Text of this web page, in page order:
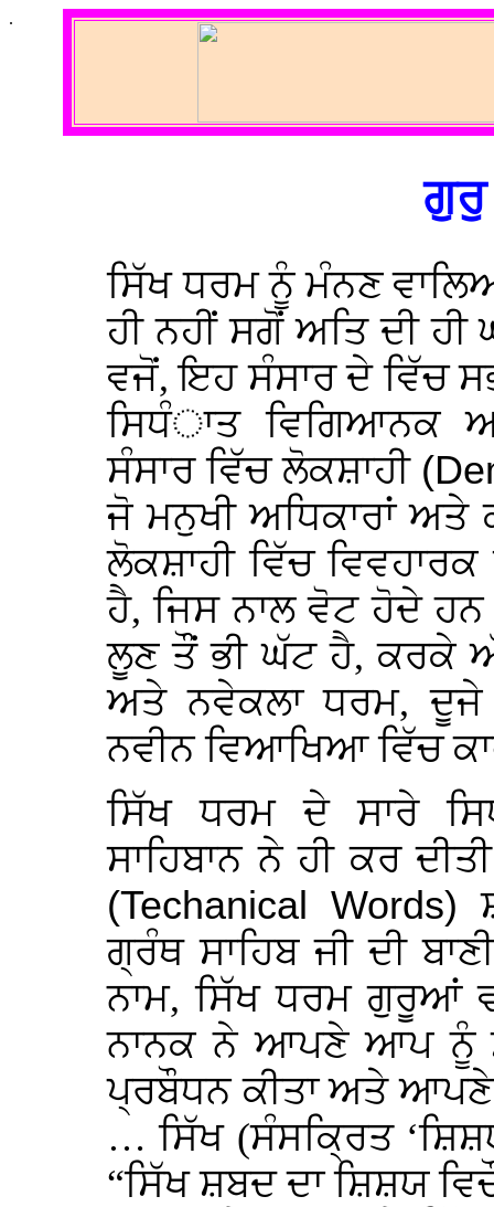
.
ਗੁਰੁ
ਸਿੱਖ ਧਰਮ ਨੂੰ ਮੰਨਣ
ਹੀ ਨਹੀਂ ਸਗੋਂ ਅਤਿ ਦੀ
ਵਜੋਂ, ਇਹ ਸੰਸਾਰ ਦੇ ਵਿੱਚ
ਸਿਧੰਾਤ ਵਿਗਿਆਨਕ
ਸੰਸਾਰ ਵਿੱਚ ਲੋਕਸ਼ਾਹੀ
ਜੋ ਮਨੁਖੀ ਅਧਿਕਾਰਾਂ ਅਤੇ
ਲੋਕਸ਼ਾਹੀ ਵਿੱਚ
ਹੈ, ਜਿਸ ਨਾਲ ਵੋਟ ਹੋਦੇ
ਲੂਣ ਤੌਂ ਭੀ ਘੱਟ ਹੈ, ਕਰਕੇ
ਅਤੇ ਨਵੇਕਲਾ ਧਰਮ, ਦੂਜੇ
ਨਵੀਨ ਵਿਆਖਿਆ ਵਿੱਚ
ਸਿੱਖ ਧਰਮ ਦੇ ਸਾਰੇ
ਸਾਹਿਬਾਨ ਨੇ ਹੀ ਕਰ
(Techanical Words)
ਗ੍ਰੰਥ ਸਾਹਿਬ ਜੀ ਦੀ
ਨਾਮ, ਸਿੱਖ ਧਰਮ ਗੁਰੂਆਂ
ਨਾਨਕ ਨੇ ਆਪਣੇ ਆਪ ਨੂੰ
ਪ੍ਰਬੌਧਨ ਕੀਤਾ ਅਤੇ ਆਪਣੇ
… ਸਿੱਖ (ਸੰਸਕ੍ਰਿਤ
“ਸਿੱਖ ਸ਼ਬਦ ਦਾ ਸ਼ਿਸ਼ਯ